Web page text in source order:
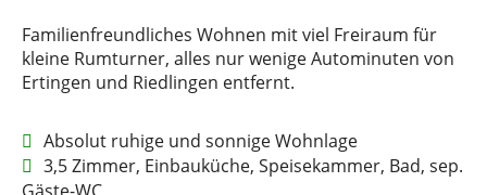
Familienfreundliches Wohnen mit viel Freiraum für
kleine Rumturner, alles nur wenige Autominuten von
Ertingen und Riedlingen entfernt.
Absolut ruhige und sonnige Wohnlage
3,5 Zimmer, Einbauküche, Speisekammer, Bad, sep.